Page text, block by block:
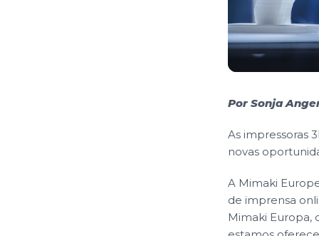
Por Sonja
As impressoras
novas
A Mimaki
de imprensa
Mimaki Europa,